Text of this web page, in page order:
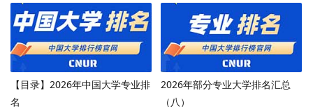
【目录】2026年中国大学专业排
名
2026年部分专业大学排名汇总
（八）